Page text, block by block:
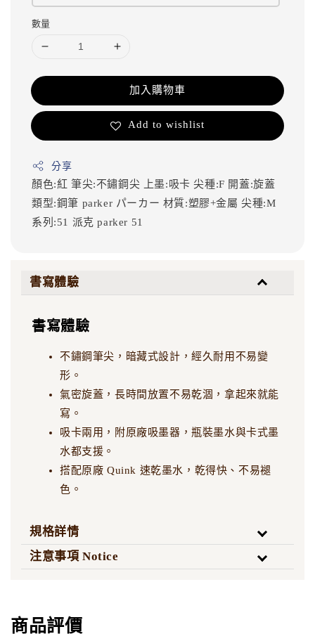
數量
加入購物車
Add to wishlist
分享
顏色:紅 筆尖:不鏽鋼尖 上墨:吸卡尖種:F 開蓋:旋蓋
類型:鋼筆 parker パーカー 材質:塑膠+金屬尖種:M
系列:51 派克parker 51
書寫體驗
書寫體驗
不鏽鋼筆尖，暗藏式設計，經久耐用不易變
形。
氣密旋蓋，長時間放置不易乾涸，拿起來就能
寫。
吸卡兩用，附原廠吸墨器，瓶裝墨水與卡式墨
水都支援。
搭配原廠 Quink 速乾墨水，乾得快、不易褪
色。
規格詳情
注意事項 Notice
商品評價